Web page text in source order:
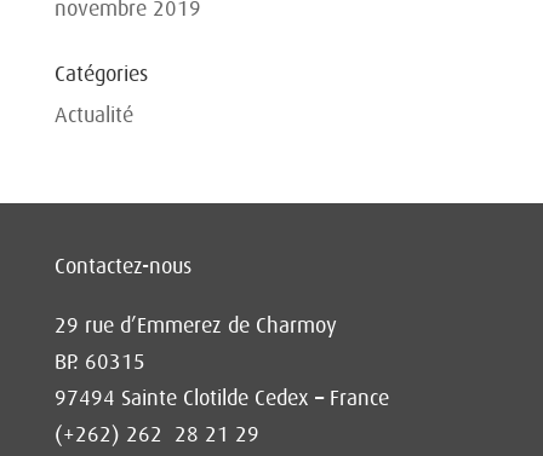
novembre 2019
Catégories
Actualité
Contactez-nous
29 rue d’Emmerez de Charmoy
BP. 60315
97494 Sainte Clotilde Cedex – France
(+262) 262 28 21 29